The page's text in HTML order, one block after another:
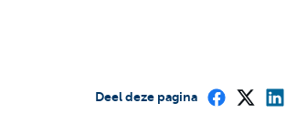
Deel deze pagina